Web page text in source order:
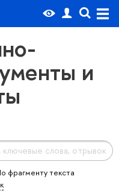
и
фрагменту текста